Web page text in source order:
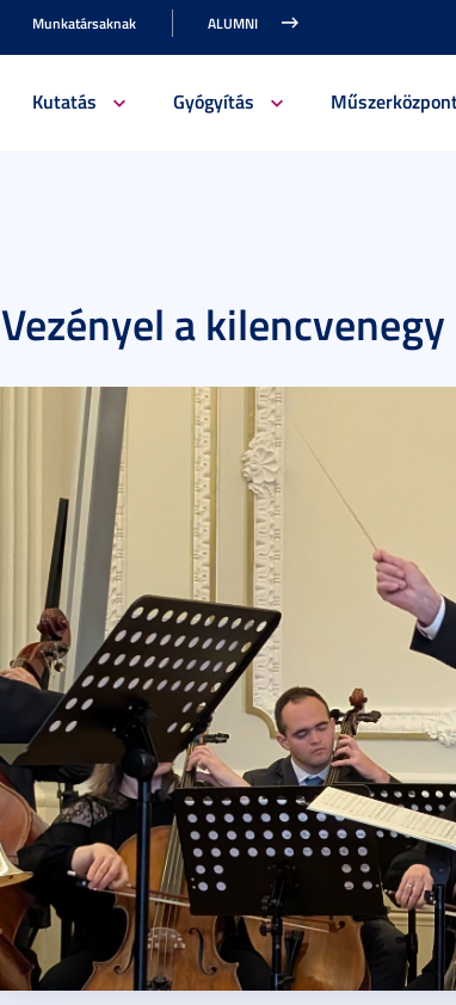
Munkatársaknak ALUMNI
Kutatás Gyógyítás
Vezényel a